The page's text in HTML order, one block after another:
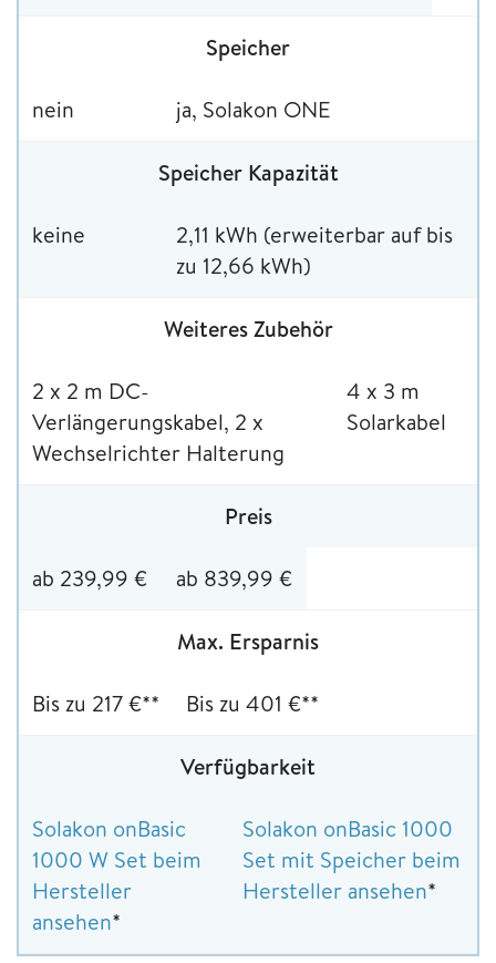
Speicher
nein ja, Solakon ONE
Speicher Kapazität
keine
2,11 kWh (erweiterbar auf bis
zu 12,66 kWh)
Weiteres Zubehör
2 x 2 m DC-
Verlängerungskabel, 2 x
Wechselrichter Halterung
4 x 3 m
Solarkabel
Preis
ab 239,99 € ab 839,99 €
Max. Ersparnis
Bis zu 217 €** Bis zu 401 €**
Verfügbarkeit
Solakon onBasic
1000 W Set beim
Hersteller
ansehen*
Solakon onBasic 1000
Set mit Speicher beim
Hersteller ansehen*